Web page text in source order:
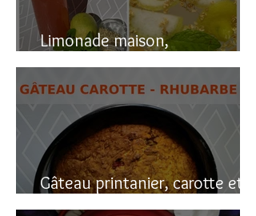
Limonade maison,
naturellement pétillante!!!
Gâteau printanier, carotte et
rhubarbe